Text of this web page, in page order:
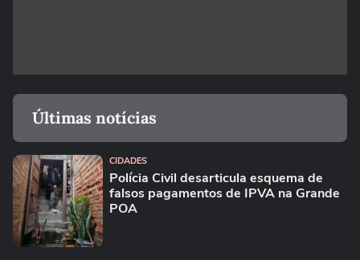
Últimas notícias
CIDADES
Polícia Civil desarticula esquema de
falsos pagamentos de IPVA na Grande
POA